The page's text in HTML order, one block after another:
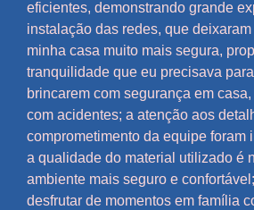
eficientes, demonstrando grande
instalação das redes, que
minha casa muito mais segura,
tranquilidade que eu precisava
brincarem com segurança em
com acidentes; a atenção aos
comprometimento da equipe foram
a qualidade do material utilizado é
ambiente mais seguro e
desfrutar de momentos em família